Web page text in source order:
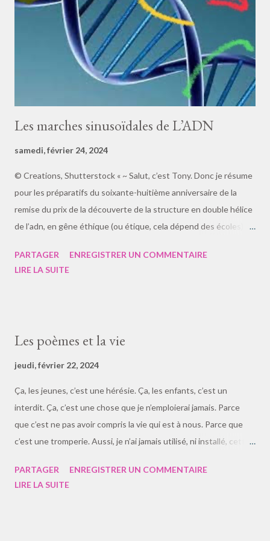
ordinateurs, qui se prépare et repose sur un saut technologique
fondé par les connaissances de la mécanique quantique,
infiniment plus puissante en matière de calcul que les plus
puissants de nos ...
Les marches sinusoïdales de L’ADN
samedi, février 24, 2024
© Creations, Shutterstock « ~ Salut, c’est Tony. Donc je résume
pour les préparatifs du soixante-huitième anniversaire de la
remise du prix de la découverte de la structure en double hélice
de l’adn, en gêne éthique (ou étique, cela dépend des écoles).
c’est le sens de la marche de la décadence. “ À poil !” Ta gueule
la réincarnation des anciens. Vu que c’est une double
sinusoïdale, un alternance cyclique. Des réponses ? Non, c’était
des formes de l’ADN — Science&Vie
PARTAGER
ENREGISTRER UN COMMENTAIRE
LIRE LA SUITE
Les poèmes et la vie
jeudi, février 22, 2024
Ça, les jeunes, c’est une hérésie. Ça, les enfants, c’est un
interdit. Ça, c’est une chose que je n’emploierai jamais. Parce
que c’est ne pas avoir compris la vie qui est à nous. Parce que
c’est une tromperie. Aussi, je n’ai jamais utilisé, ni installé, cette
curieux de savoir ce que ça peut. Au mieux, c’est le poème à
PARTAGER
ENREGISTRER UN COMMENTAIRE
LIRE LA SUITE